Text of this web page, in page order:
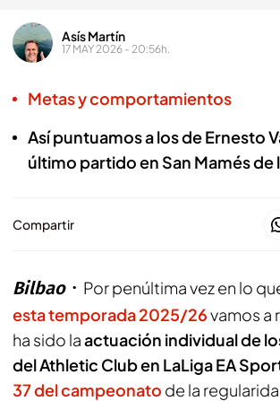
Asís Martín
17 MAY 2026 - 20:56h.
Metas y comportamientos
Así puntuamos a los de Ernesto
último partido en San Mamés
Compartir
Bilbao
Por penúltima vez en lo
esta temporada 2025/26vamos a
ha sido laactuación individual de
del Athletic Club en LaLiga EA
37 del campeonato de la